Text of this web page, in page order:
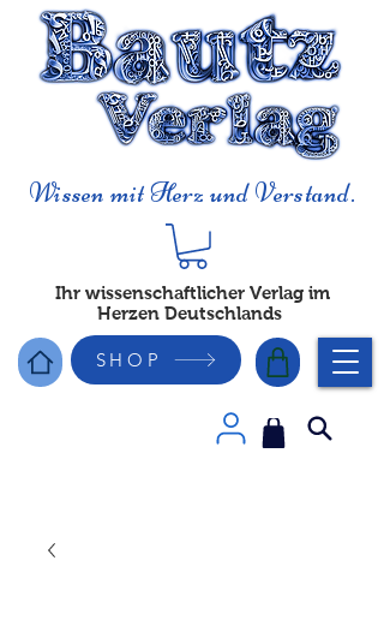
Wissen mit Herz und Verstand.
Ihr wissenschaftlicher Verlag im
Herzen Deutschlands
SHOP